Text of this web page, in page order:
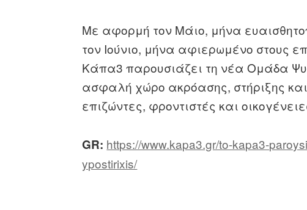
Με αφορμή τον Μάιο, μήνα
τον Ιούνιο, μήνα αφιερωμένο στους
Κάπα3 παρουσιάζει τη νέα Ομάδα
ασφαλή χώρο ακρόασης, στήριξης
επιζώντες, φροντιστές και
GR: https://www.kapa3.gr/to-kapa3-
ypostirixis/